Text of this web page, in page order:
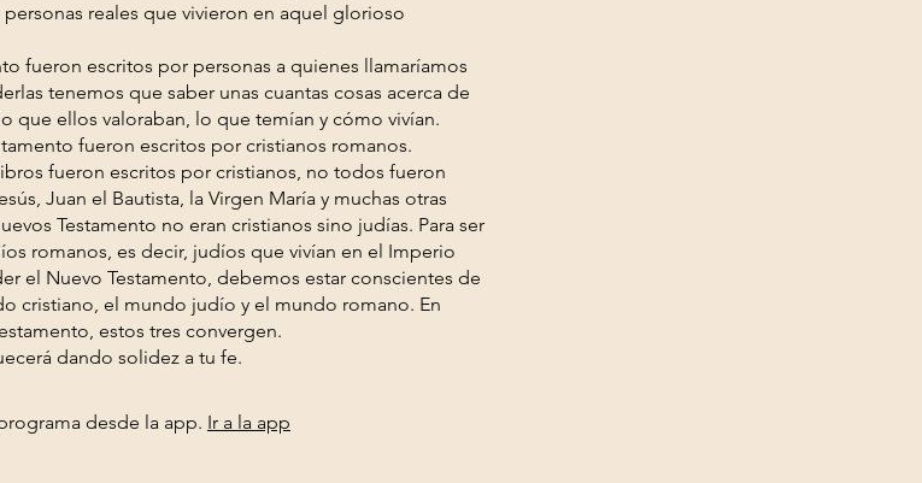
reales que vivieron en aquel glorioso
fueron escritos por personas a quienes llamaríamos
tenemos que saber unas cuantas cosas acerca de
que ellos valoraban, lo que temían y cómo vivían.
fueron escritos por cristianos romanos.
fueron escritos por cristianos, no todos fueron
Juan el Bautista, la Virgen María y muchas otras
Testamento no eran cristianos sino judías. Para ser
romanos, es decir, judíos que vivían en el Imperio
el Nuevo Testamento, debemos estar conscientes de
cristiano, el mundo judío y el mundo romano. En
estos tres convergen.
dando solidez a tu fe.
desde la app. Ir a la app